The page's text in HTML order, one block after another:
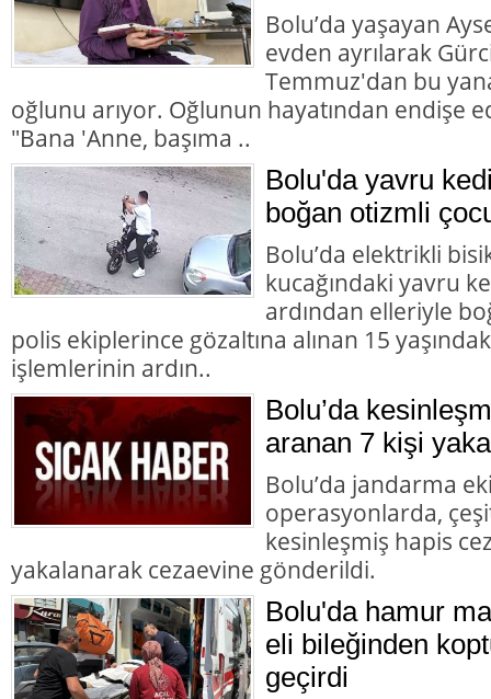
Bolu’da yaşayan
evden ayrılarak
Temmuz'dan bu
oğlunu arıyor. Oğlunun hayatından endişe
"Bana 'Anne, başıma ..
Bolu'da yavru
boğan otizmli
Bolu’da elektrikli
kucağındaki yavru
ardından elleriyle
polis ekiplerince gözaltına alınan 15
işlemlerinin ardın..
Bolu’da
aranan 7 kişi
Bolu’da jandarma
operasyonlarda,
kesinleşmiş hapis
yakalanarak cezaevine gönderildi.
Bolu'da hamur
eli bileğinden
geçirdi